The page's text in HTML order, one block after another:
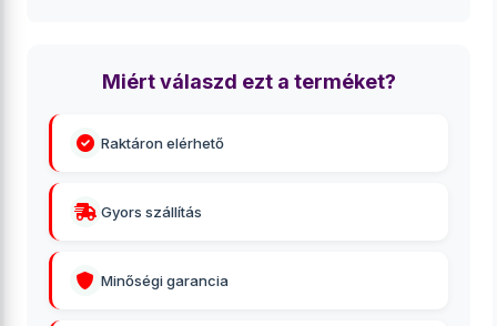
Miért válaszd ezt a terméket?
Raktáron elérhető
Gyors szállítás
Minőségi garancia